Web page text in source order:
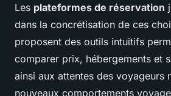
Les plateformes de réservation
dans la concrétisation de ces
proposent des outils intuitifs
comparer prix, hébergements et
ainsi aux attentes des voyageurs
nouveaux comportements